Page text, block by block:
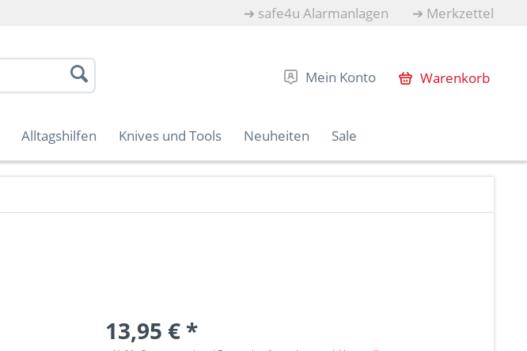
➔ safe4u Alarmanlagen ➔ Merkzettel
Mein Konto Warenkorb
Alltagshilfen Knives und Tools Neuheiten Sale
13,95 € *